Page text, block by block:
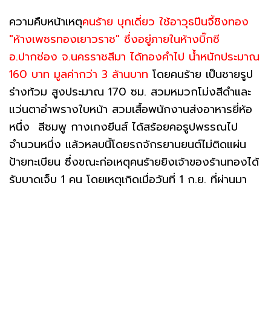
ความคืบหน้าเหตุคนร้าย บุกเดี่ยว ใช้อาวุธปืนจี้ชิงทอง
"ห้างเพชรทองเยาวราช" ซึ่งอยู่ภายในห้างบิ๊กซี
อ.ปากช่อง จ.นครราชสีมา ได้ทองคำไป น้ำหนักประมาณ
160 บาท มูลค่ากว่า 3 ล้านบาท โดยคนร้าย เป็นชายรูป
ร่างท้วม สูงประมาณ 170 ซม. สวมหมวกโม่งสีดำและ
แว่นตาอำพรางใบหน้า สวมเสื้อพนักงานส่งอาหารยี่ห้อ
หนึ่ง สีชมพู กางเกงยีนส์ ได้สร้อยคอรูปพรรณไป
จำนวนหนึ่ง แล้วหลบนี้โดยรถจักรยานยนต์ไม่ติดแผ่น
ป้ายทะเบียน ซึ่งขณะก่อเหตุคนร้ายยิงเจ้าของร้านทองได้
รับบาดเจ็บ 1 คน โดยเหตุเกิดเมื่อวันที่ 1 ก.ย. ที่ผ่านมา